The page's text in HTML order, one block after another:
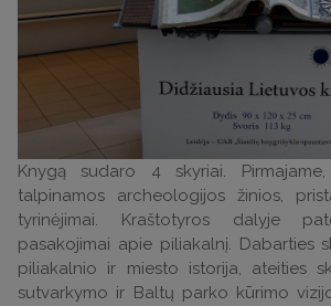
Knygą sudaro 4 skyriai. Pirmajame,
talpinamos archeologijos žinios,
tyrinėjimai. Kraštotyros dalyje
pasakojimai apie piliakalnį. Dabarties
piliakalnio ir miesto istorija, ateities
sutvarkymo ir Baltų parko kūrimo